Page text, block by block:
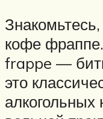
кофе
frappe —
это
алкогольных